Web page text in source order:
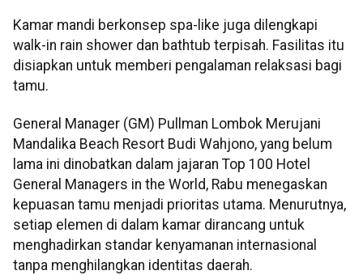
Kamar mandi berkonsep spa-like juga dilengkapi
walk-in rain shower dan bathtub terpisah. Fasilitas itu
disiapkan untuk memberi pengalaman relaksasi bagi
tamu.
General Manager (GM) Pullman Lombok Merujani
Mandalika Beach Resort Budi Wahjono, yang belum
lama ini dinobatkan dalam jajaran Top 100 Hotel
General Managers in the World, Rabu menegaskan
kepuasan tamu menjadi prioritas utama. Menurutnya,
setiap elemen di dalam kamar dirancang untuk
menghadirkan standar kenyamanan internasional
tanpa menghilangkan identitas daerah.